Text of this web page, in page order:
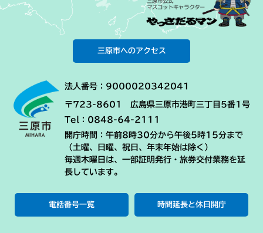
三原市へのアクセス
法人番号：9000020342041
〒723-8601 広島県三原市港町三丁目5番1号
Tel：0848-64-2111
開庁時間：午前8時30分から午後5時15分まで
（土曜、日曜、祝日、年末年始は除く）
毎週木曜日は、一部証明発行・旅券交付業務を延
長しています。
電話番号一覧 時間延長と休日開庁